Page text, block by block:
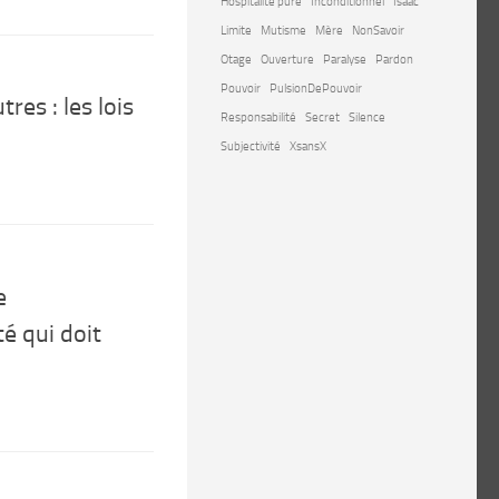
: les lois
qui doit
Limite
Mutisme Mère
NonSavoir
Otage
Ouverture Paralyse
Pardon
Pouvoir
PulsionDePouvoir
Responsabilité
Secret
Silence
Subjectivité
XsansX